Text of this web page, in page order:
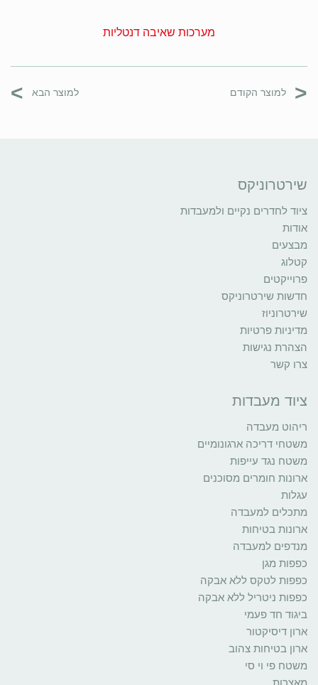
מערכות שאיבה דנטליות
< למוצר הקודם למוצר הבא >
שירטרוניקס
ציוד לחדרים נקיים ולמעבדות
אודות
מבצעים
קטלוג
פרוייקטים
חדשות שירטרוניקס
שירטרוניוז
מדיניות פרטיות
הצהרת נגישות
צרו קשר
ציוד מעבדות
ריהוט מעבדה
משטחי דריכה ארגונומיים
משטח נגד עייפות
ארונות חומרים מסוכנים
עגלות
מתכלים למעבדה
ארונות בטיחות
מנדפים למעבדה
כפפות מגן
כפפות לטקס ללא אבקה
כפפות ניטריל ללא אבקה
ביגוד חד פעמי
ארון דיסיקטור
ארון בטיחות צהוב
משטח פי וי סי